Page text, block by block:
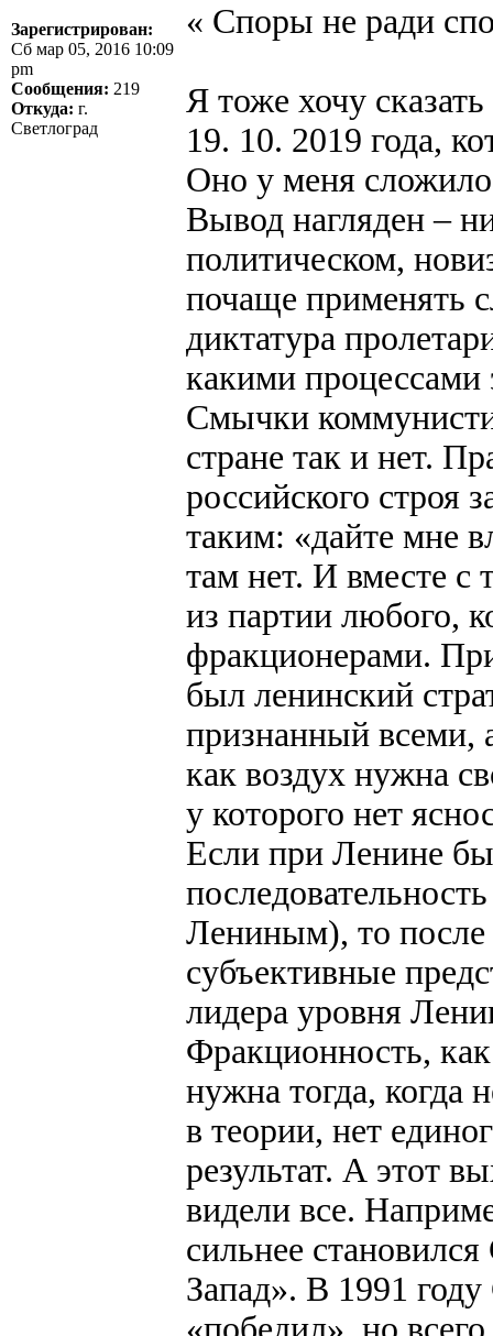
Зарегистрирован:
Сб мар 05, 2016 10:09
pm
Сообщения: 219
Откуда: г.
Светлоград
« Споры не ради
Я тоже хочу
19. 10. 2019 года,
Оно у меня
Вывод нагляден –
политическом,
почаще применять
диктатура
какими процессами
Смычки
стране так и нет.
российского строя
таким: «дайте мне
там нет. И вместе с
из партии любого,
фракционерами.
был ленинский
признанный всеми,
как воздух нужна
у которого нет
Если при Ленине
Лениным), то после
субъективные
лидера уровня
Фракционность,
нужна тогда, когда
в теории, нет
результат. А этот
видели все.
сильнее
Запад». В 1991